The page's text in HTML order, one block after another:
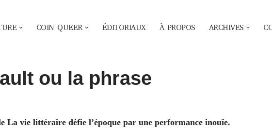
COIN QUEER ÉDITORIAUX À PROPOS ARCHIVES
ou la phrase
La vie littéraire défie l’époque par une performance inouïe.